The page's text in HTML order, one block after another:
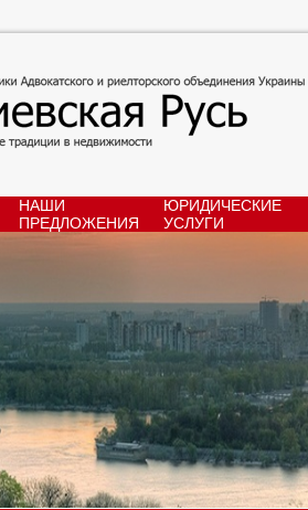
НАШИ
ПРЕДЛОЖЕНИЯ
ЮРИДИЧЕСКИЕ
УСЛУГИ